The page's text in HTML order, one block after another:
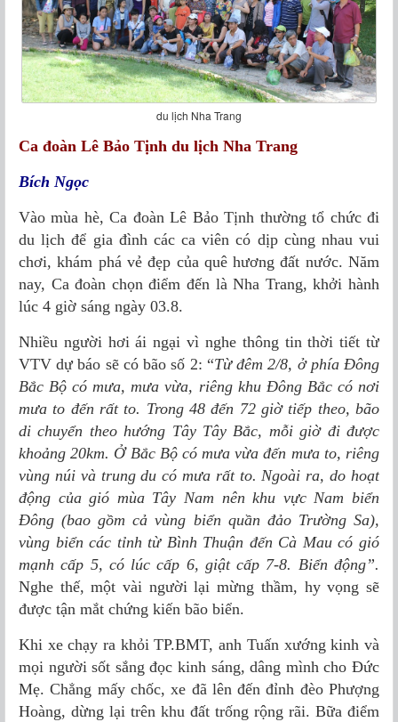
du lịch Nha Trang
Ca đoàn Lê Bảo Tịnh du lịch Nha Trang
Bích Ngọc
Vào mùa hè, Ca đoàn Lê Bảo Tịnh thường tổ chức đi
du lịch để gia đình các ca viên có dịp cùng nhau vui
chơi, khám phá vẻ đẹp của quê hương đất nước. Năm
nay, Ca đoàn chọn điểm đến là Nha Trang, khởi hành
lúc 4 giờ sáng ngày 03.8.
Nhiều người hơi ái ngại vì nghe thông tin thời tiết từ
VTV dự báo sẽ có bão số 2: “Từ đêm 2/8, ở phía Đông
Bắc Bộ có mưa, mưa vừa, riêng khu Đông Bắc có nơi
mưa to đến rất to. Trong 48 đến 72 giờ tiếp theo, bão
di chuyển theo hướng Tây Tây Bắc, mỗi giờ đi được
khoảng 20km. Ở Bắc Bộ có mưa vừa đến mưa to, riêng
vùng núi và trung du có mưa rất to. Ngoài ra, do hoạt
động của gió mùa Tây Nam nên khu vực Nam biển
Đông (bao gồm cả vùng biển quần đảo Trường Sa),
vùng biển các tỉnh từ Bình Thuận đến Cà Mau có gió
mạnh cấp 5, có lúc cấp 6, giật cấp 7-8. Biển động”.
Nghe thế, một vài người lại mừng thầm, hy vọng sẽ
được tận mắt chứng kiến bão biển.
Khi xe chạy ra khỏi TP.BMT, anh Tuấn xướng kinh và
mọi người sốt sắng đọc kinh sáng, dâng mình cho Đức
Mẹ. Chẳng mấy chốc, xe đã lên đến đỉnh đèo Phượng
Hoàng, dừng lại trên khu đất trống rộng rãi. Bữa điểm